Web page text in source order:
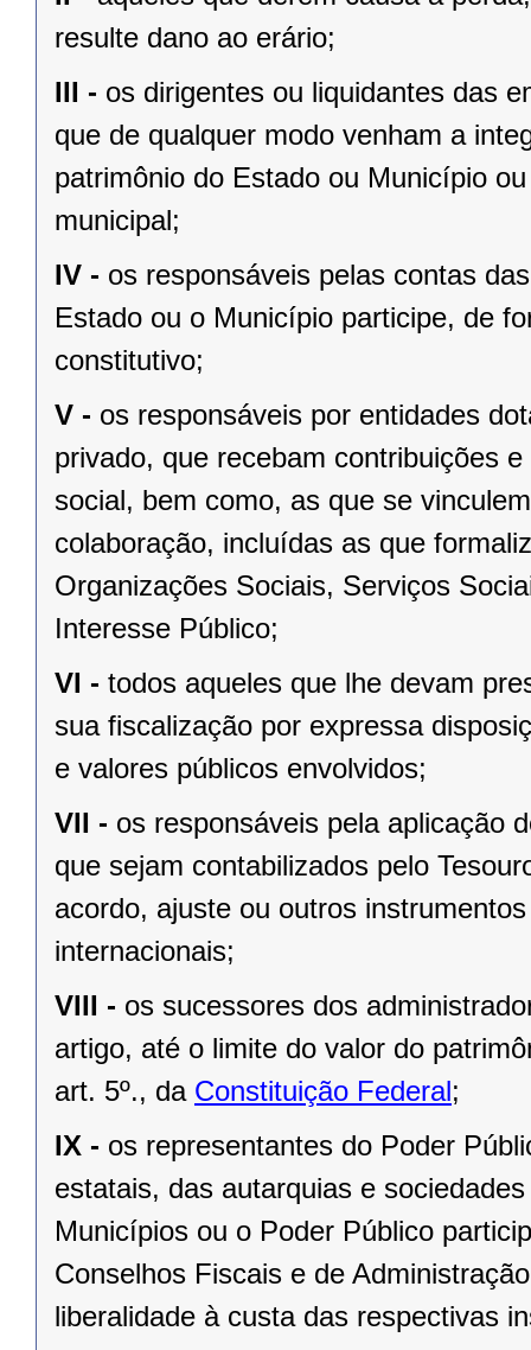
resulte dano ao erário;
III - os dirigentes ou liquidantes das
que de qualquer modo venham a
patrimônio do Estado ou Município
municipal;
IV - os responsáveis pelas contas
Estado ou o Município participe, de
constitutivo;
V - os responsáveis por entidades
privado, que recebam contribuições
social, bem como, as que se
colaboração, incluídas as que
Organizações Sociais, Serviços
Interesse Público;
VI - todos aqueles que lhe devam
sua fiscalização por expressa
e valores públicos envolvidos;
VII - os responsáveis pela aplicação
que sejam contabilizados pelo
acordo, ajuste ou outros
internacionais;
VIII - os sucessores dos
artigo, até o limite do valor do
art. 5º., da Constituição Federal;
IX - os representantes do Poder
estatais, das autarquias e
Municípios ou o Poder Público
Conselhos Fiscais e de
liberalidade à custa das respectivas